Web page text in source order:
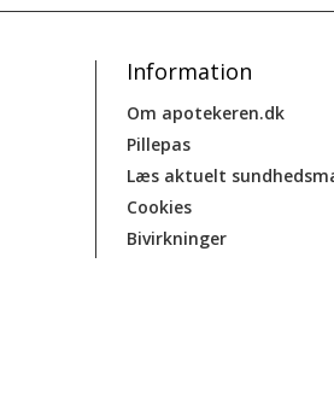
Information
Om apotekeren.dk
Pillepas
Læs aktuelt
Cookies
Bivirkninger